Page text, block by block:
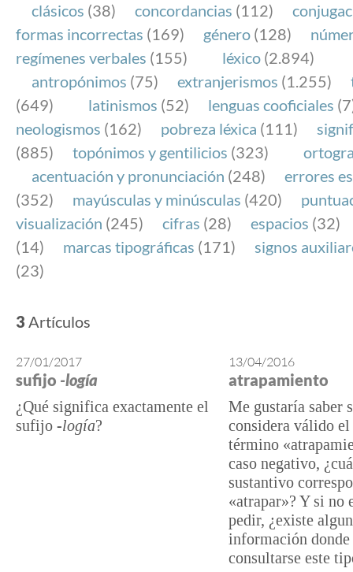
FundéuRAE es una fundación patrocinada por la
y la Real Academia Española, cuyo objetivo es
el buen uso del español en los medios de
Internet.
clásicos (38) concordancias (112)
formas incorrectas (169) género (128)
regímenes verbales (155) léxico (2.894)
antropónimos (75) extranjerismos (1.255)
(649)
latinismos (52) lenguas cooficiales
neologismos (162) pobreza léxica (111)
(885)
topónimos y gentilicios (323)
acentuación y pronunciación (248)
errores
(352)
mayúsculas y minúsculas (420)
visualización (245) cifras (28) espacios (32)
(14)
marcas tipográficas (171)
signos
(23)
3 Artículos
27/01/2017
sufijo -logía
¿Qué significa exactamente el
sufijo -logía?
13/04/2016
atrapamiento
Me gustaría saber
considera válido el
término
caso negativo,
sustantivo
«atrapar»? Y si no
pedir, ¿existe
información donde
consultarse este